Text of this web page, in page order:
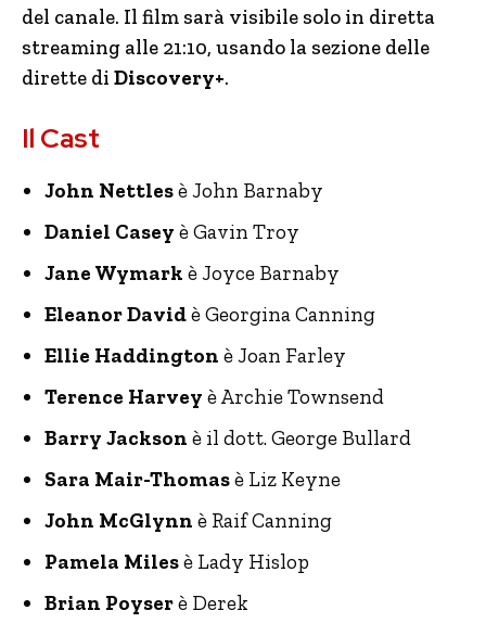
del canale. Il film sarà visibile solo in diretta
streaming alle 21:10, usando la sezione delle
dirette di Discovery+.
Il Cast
John Nettlesè John Barnaby
Daniel Casey è Gavin Troy
Jane Wymark è Joyce Barnaby
Eleanor Davidè Georgina Canning
Ellie Haddington è Joan Farley
Terence Harvey è Archie Townsend
Barry Jackson è il dott. George Bullard
Sara Mair-Thomasè Liz Keyne
John McGlynn è Raif Canning
Pamela Milesè Lady Hislop
Brian Poyserè Derek